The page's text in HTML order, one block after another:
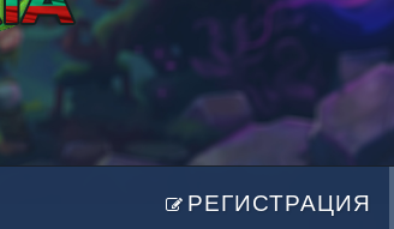
РЕГИСТРАЦИЯ